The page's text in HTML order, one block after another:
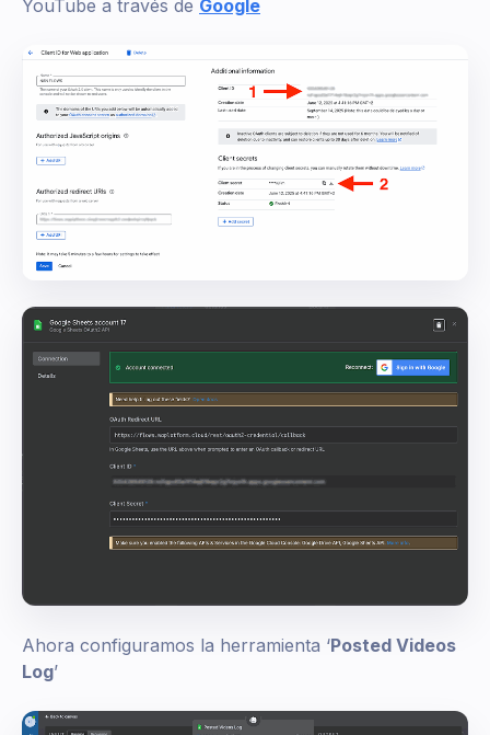
YouTube a través de Google
Ahora configuramos la herramienta ‘Posted Videos
Log’